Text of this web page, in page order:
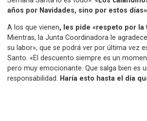
años por Navidades, sino por estos
A los que vienen, les pide «respeto por la
Mientras, la Junta Coordinadora le
su labor», que se podrá ver por última vez
Santo. «El descuento siempre es un
pero muy emocionante. Que salga bien es
responsabilidad. Haría esto hasta el día